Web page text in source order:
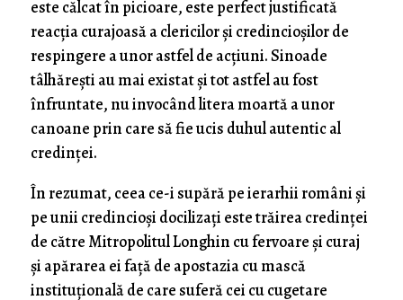
este călcat în picioare, este perfect justificată
reacția curajoasă a clericilor și credincioșilor de
respingere a unor astfel de acțiuni. Sinoade
tâlhărești au mai existat și tot astfel au fost
înfruntate, nu invocând litera moartă a unor
canoane prin care să fie ucis duhul autentic al
credinței.
În rezumat, ceea ce-i supără pe ierarhii români și
pe unii credincioși docilizați este trăirea credinței
de către Mitropolitul Longhin cu fervoare și curaj
și apărarea ei față de apostazia cu mască
instituțională de care suferă cei cu cugetare